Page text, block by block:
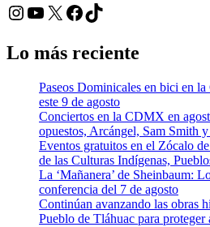
Instagram
YouTube
X Facebook
TikTok
Lo más reciente
Paseos Dominicales en bici en
este 9 de agosto
Conciertos en la CDMX en
opuestos, Arcángel, Sam Smith
Eventos gratuitos en el Zócalo
de las Culturas Indígenas,
La ‘Mañanera’ de Sheinbaum:
conferencia del 7 de agosto
Continúan avanzando las obras
Pueblo de Tláhuac para